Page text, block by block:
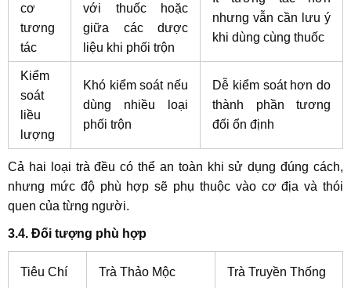
cơ
tương
tác
với thuốc hoặc
giữa các dược
liệu khi phối trộn
nhưng vẫn cần lưu ý
khi dùng cùng thuốc
Kiểm
soát
liều
lượng
Khó kiểm soát nếu
dùng nhiều loại
phối trộn
Dễ kiểm soát hơn do
thành phần tương
đối ổn định
Cả hai loại trà đều có thể an toàn khi sử dụng đúng cách,
nhưng mức độ phù hợp sẽ phụ thuộc vào cơ địa và thói
quen của từng người.
3.4. Đối tượng phù hợp
Tiêu Chí Trà Thảo Mộc Trà Truyền Thống